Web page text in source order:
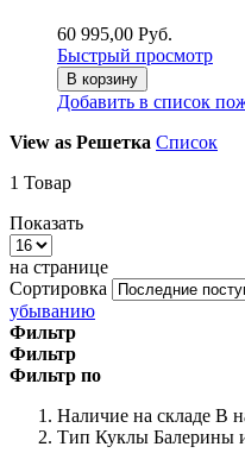
60 995,00 Руб.
Быстрый просмотр
В корзину
Добавить в список
View as Решетка Список
1 Товар
Показать
на странице
Сортировка
убыванию
Фильтр
Фильтр
Фильтр по
Наличие на складе В
Тип Куклы Балерины